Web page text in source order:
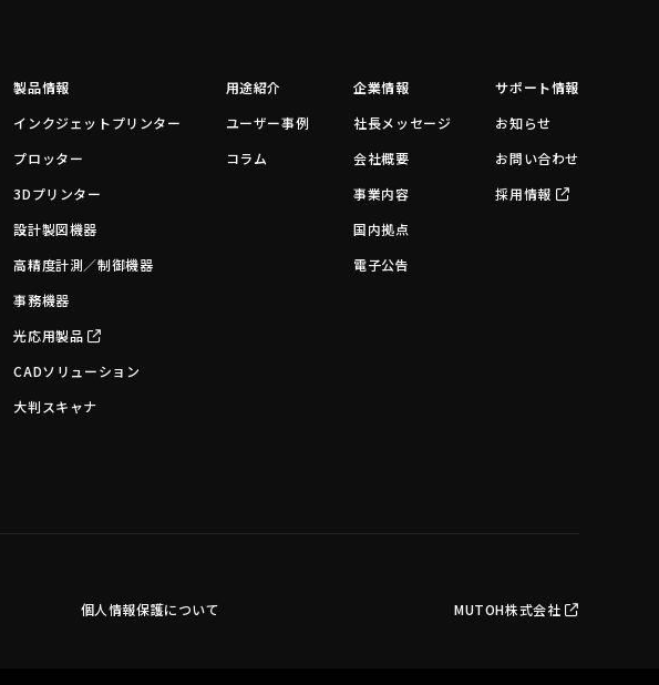
製品情報
インクジェットプリンター
プロッター
3Dプリンター
設計製図機器
高精度計測／制御機器
事務機器
光応用製品
CADソリューション
大判スキャナ
用途紹介
ユーザー事例
コラム
企業情報
社長メッセージ
会社概要
事業内容
国内拠点
電子公告
サポート情報
お知らせ
お問い合わせ
採用情報
個人情報保護について MUTOH株式会社